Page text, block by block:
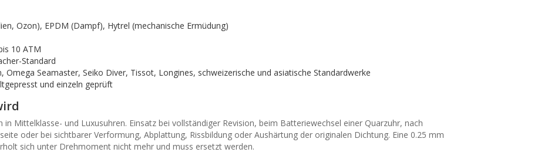
Ozon), EPDM (Dampf), Hytrel (mechanische Ermüdung)
10 ATM
Standard
Omega Seamaster, Seiko Diver, Tissot, Longines, schweizerische und asiatische Standardwerke
und einzeln geprüft
Mittelklasse- und Luxusuhren. Einsatz bei vollständiger Revision, beim Batteriewechsel einer Quarzuhr, nach
oder bei sichtbarer Verformung, Abplattung, Rissbildung oder Aushärtung der originalen Dichtung. Eine 0.25 mm
sich unter Drehmoment nicht mehr und muss ersetzt werden.